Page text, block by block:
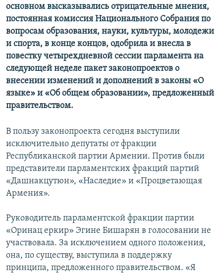
основном высказывались отрицательные мнения,
постоянная комиссия Национального Собрания по
вопросам образования, науки, культуры, молодежи
и спорта, в конце концов, одобрила и внесла в
повестку четырехдневной сессии парламента на
следующей неделе пакет законопроектов о
внесении изменений и дополнений в законы «О
языке» и «Об общем образовании», предложенный
правительством.
В пользу законопроекта сегодня выступили
исключительно депутаты от фракции
Республиканской партии Армении. Против были
представители парламентских фракций партий
«Дашнакцутюн», «Наследие» и «Процветающая
Армения».
Руководитель парламентской фракции партии
«Оринац еркир» Эгине Бишарян в голосовании не
участвовала. За исключением одного положения,
она, по существу, выступила в поддержку
принципа, предложенного правительством. «Я